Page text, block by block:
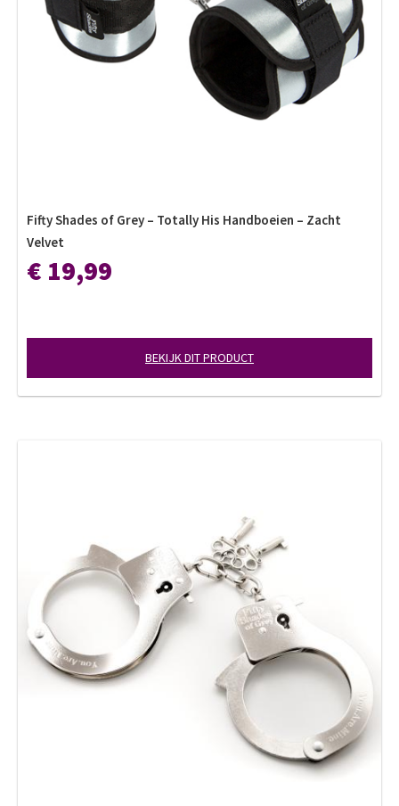
Fifty Shades of Grey – Totally His Handboeien – Zacht
Velvet
€ 19,99
BEKIJK DIT PRODUCT